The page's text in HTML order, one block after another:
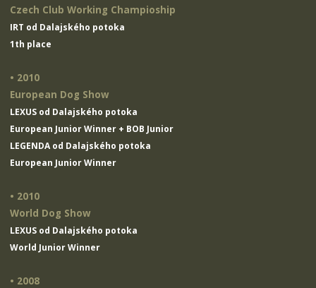
Czech Club Working Champioship
IRT od Dalajského potoka
1th place
• 2010
European Dog Show
LEXUS od Dalajského potoka
European Junior Winner + BOB Junior
LEGENDA od Dalajského potoka
European Junior Winner
• 2010
World Dog Show
LEXUS od Dalajského potoka
World Junior Winner
• 2008